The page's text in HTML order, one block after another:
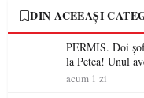
DIN ACEEAȘI
PERMIS. Doi
la Petea! Unul
niciodată permis
acum 1 zi